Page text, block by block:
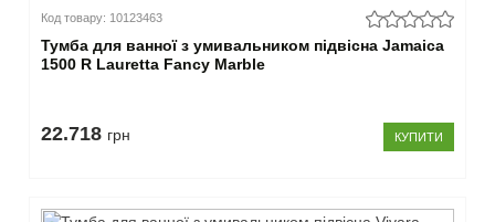
Код товару: 10123463
Тумба для ванної з умивальником підвісна Jamaica
1500 R Lauretta Fancy Marble
22.718 грн КУПИТИ